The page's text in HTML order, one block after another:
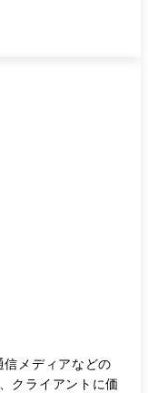
ム全体構想、グ
活かしたITコンサ
ーコンサルティ
メディアなどの
クライアントに価